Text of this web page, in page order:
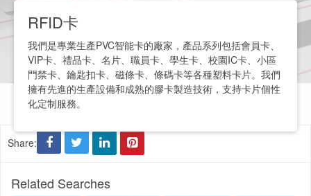
> 智能卡
RFID卡
我們是專業生產PVC智能卡的廠家，產品系列包括會員卡、
VIP卡、禮品卡、名片、職員卡、學生卡、校園IC卡、小區
門禁卡、鑰匙扣卡、磁條卡、條碼卡等各種塑料卡片。我們
擁有先進的生產設備和成熟的膠卡製造技術，支持卡片個性
化定制服務。
Share:
Related Searches